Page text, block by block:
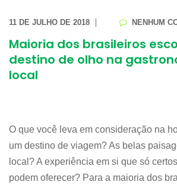
11 DE JULHO DE 2018 NENHUM
Maioria dos brasileiros
destino de olho na
local
O que você leva em consideração na
um destino de viagem? As belas
local? A experiência em si que só
podem oferecer? Para a maioria dos